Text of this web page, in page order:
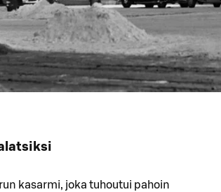
kasarmi, joka tuhoutui pahoin